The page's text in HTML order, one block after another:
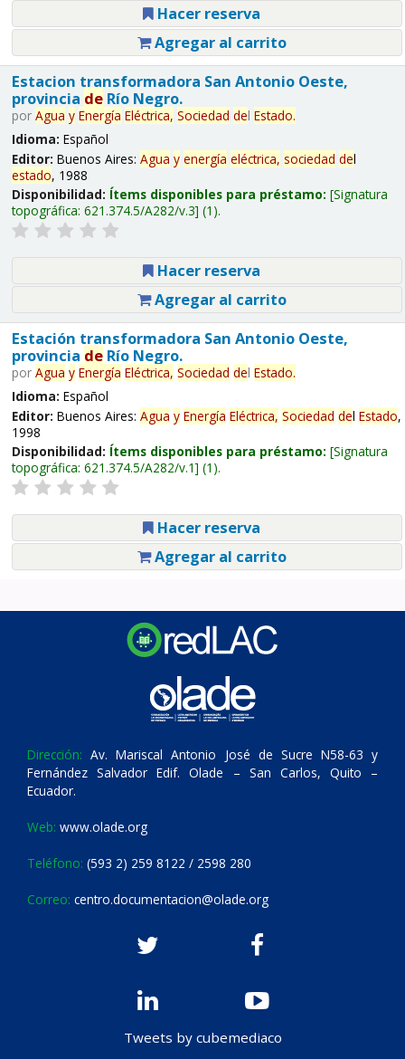
Hacer reserva
Agregar al carrito
Estacion transformadora San Antonio Oeste,
provincia deRío Negro.
por Agua y Energía Eléctrica, Sociedad del Estado.
Idioma: Español
Editor: Buenos Aires: Agua y energía eléctrica, sociedad del
estado, 1988
Disponibilidad: Ítems disponibles para préstamo: Signatura
topográfica: 621.374.5/A282/v.3 (1).
Hacer reserva
Agregar al carrito
Estación transformadora San Antonio Oeste,
provincia deRío Negro.
por Agua y Energía Eléctrica, Sociedad del Estado.
Idioma: Español
Editor: Buenos Aires: Agua y Energía Eléctrica, Sociedad del Estado,
1998
Disponibilidad: Ítems disponibles para préstamo: Signatura
topográfica: 621.374.5/A282/v.1 (1).
Hacer reserva
Agregar al carrito
Dirección: Av. Mariscal Antonio José de Sucre N58-63 y
Fernández Salvador Edif. Olade – San Carlos, Quito –
Ecuador.
Web: www.olade.org
Teléfono: (593 2) 259 8122 / 2598 280
Correo: centro.documentacion@olade.org
Tweets by cubemediaco